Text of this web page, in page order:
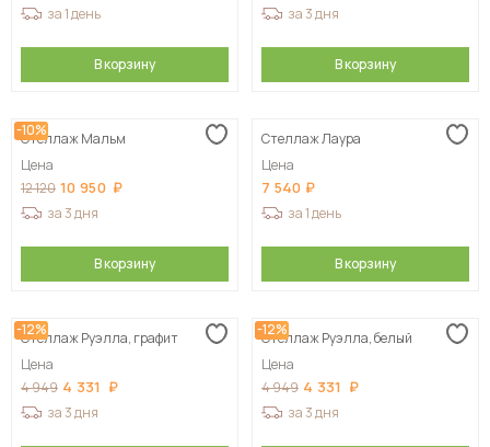
за 1 день
В корзину
за 3 дня
В корзину
-10%
Стеллаж Мальм
Цена
12 120 10 950
за 3 дня
В корзину
Стеллаж Лаура
Цена
7 540
за 1 день
В корзину
-12%
Стеллаж Руэлла, графит
Цена
4 949 4 331
за 3 дня
-12%
Стеллаж Руэлла, белый
Цена
4 949 4 331
за 3 дня